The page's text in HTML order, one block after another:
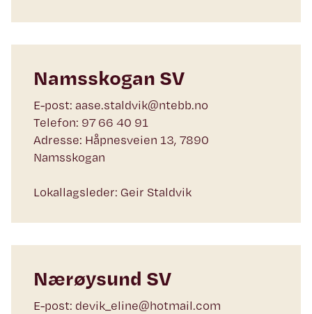
Namsskogan SV
E-post: aase.staldvik@ntebb.no
Telefon: 97 66 40 91
Adresse: Håpnesveien 13, 7890
Namsskogan
Lokallagsleder: Geir Staldvik
Nærøysund SV
E-post: devik_eline@hotmail.com